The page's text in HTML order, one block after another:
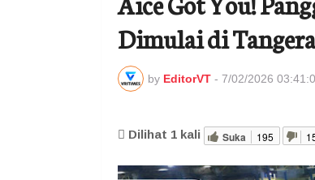
Dimulai di
by EditorVT - 7/02/2026
Dilihat 1 kali Suka 195